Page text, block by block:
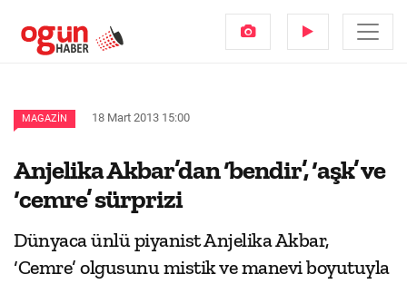
MAGAZIN 18 Mart 2013 15:00
Anjelika Akbar’dan ‘bendir’, ‘aşk’ ve
‘cemre’ sürprizi
Dünyaca ünlü piyanist Anjelika Akbar,
‘Cemre’ olgusunu mistik ve manevi boyutuyla